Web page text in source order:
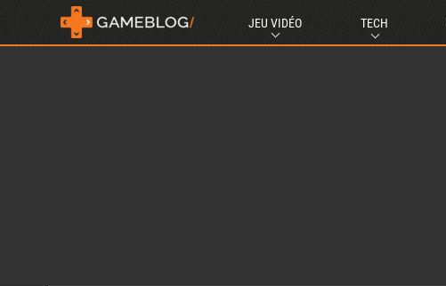
JEU VIDÉO TECH